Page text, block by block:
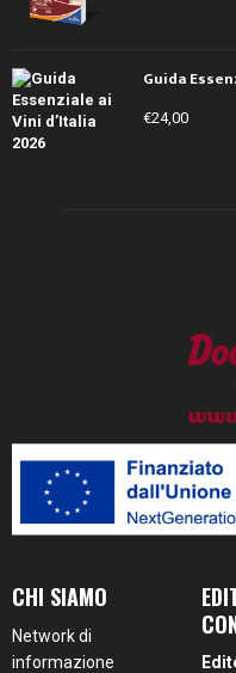
Guida
€24,00
CHI SIAMO
Network di
informazione